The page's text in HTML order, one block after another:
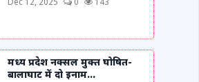
Dec 12, 2025 0 143
मध्य प्रदेश नक्सल मुक्त घोषित-
बालाघाट में दो इनाम...